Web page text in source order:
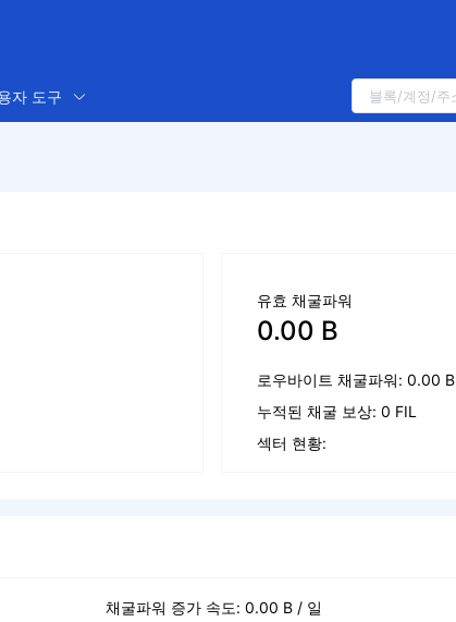
자 도구
유효 채굴파워
0.00 B
로우바이트 채굴파워: 0.00 B
누적된 채굴 보상: 0 FIL
섹터 현황:
채굴파워 증가 속도: 0.00 B / 일